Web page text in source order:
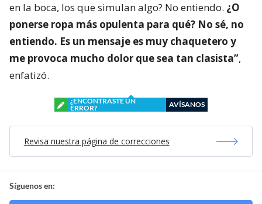
en la boca, los que simulan algo? No entiendo. ¿O
ponerse ropa más opulenta para qué? No sé, no
entiendo. Es un mensaje es muy chaquetero y
me provoca mucho dolor que sea tan clasista”,
enfatizó.
¿ENCONTRASTE UN
ERROR?
AVÍSANOS
Revisa nuestra página de correcciones
Síguenos en: